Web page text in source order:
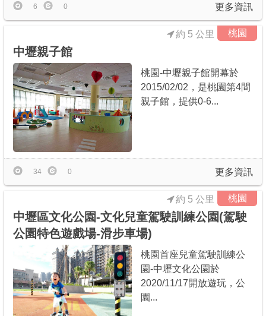
更多資訊
6 0
桃園
約 5 公里
中壢親子館
桃園-中壢親子館開幕於
2015/02/02，是桃園第4間
親子館，提供0-6...
更多資訊
34 0
桃園
約 5 公里
中壢區文化公園-文化兒童駕駛訓練公園(駕駛
公園特色遊戲場-滑步車場)
桃園首座兒童駕駛訓練公
園-中壢文化公園於
2020/11/17開放遊玩，公
園...